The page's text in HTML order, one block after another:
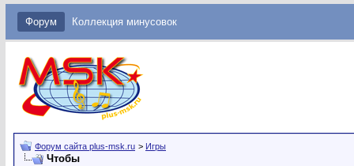
Форум Коллекция минусовок
Форум сайта plus-msk.ru > Игры
Чтобы